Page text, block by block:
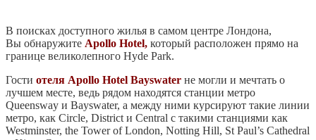
В поисках доступного жилья в самом центре Лондона,
Вы обнаружите Apollo Hotel, который расположен прямо на
границе великолепного Hyde Park.
Гости отеля Apollo Hotel Bayswater не могли и мечтать о
лучшем месте, ведь рядом находятся станции метро
Queensway и Bayswater, а между ними курсируют такие линии
метро, как Circle, District и Central с такими станциями как
Westminster, the Tower of London, Notting Hill, St Paul’s Cathedral